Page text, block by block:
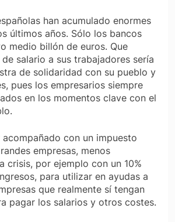
han acumulado enormes
últimos años. Sólo los bancos
medio billón de euros. Que
salario a sus trabajadores sería
de solidaridad con su pueblo y
pues los empresarios siempre
en los momentos clave con el
con un impuesto
empresas, menos
crisis, por ejemplo con un 10%
para utilizar en ayudas a
que realmente sí tengan
pagar los salarios y otros costes.